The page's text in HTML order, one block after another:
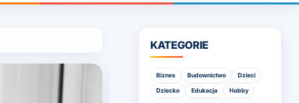
KATEGORIE
Biznes Budownictwo Dzieci
Dziecko Edukacja Hobby